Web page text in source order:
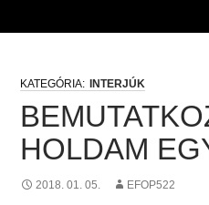
INTERJÚK
HOLDAM
2018. 01. 05. EFOP522